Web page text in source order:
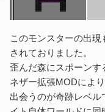
このモンスターの出
されておりました。
歪んだ森にスポーン
ネザー拡張MODによ
出会うのが奇跡レベ